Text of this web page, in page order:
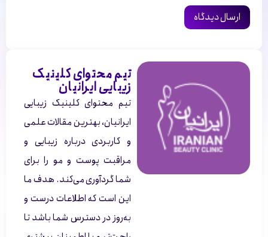
تیم محتوای کلینیک
زیبایی ایرانیان
تیم محتوای کلینیک زیبایی
ایرانیان، بهترین مقالات علمی
و کاربردی درباره زیبایی و
مراقبت پوست و مو را برای
شما گردآوری می‌کند. هدف ما
این است که اطلاعات درست و
به‌روز در دسترس شما باشد تا